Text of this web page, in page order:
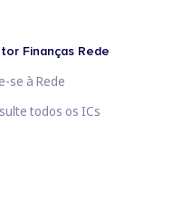
Finanças Rede
se à Rede
todos os ICs